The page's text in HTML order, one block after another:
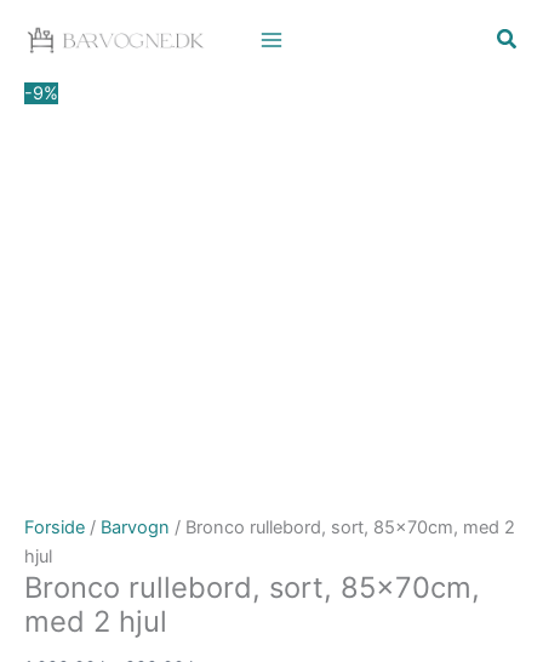
-9%
Forside / Barvogn / Bronco rullebord, sort, 85x70cm, med 2
hjul
Bronco rullebord, sort, 85x70cm,
med 2 hjul
oprindelige
aktuelle